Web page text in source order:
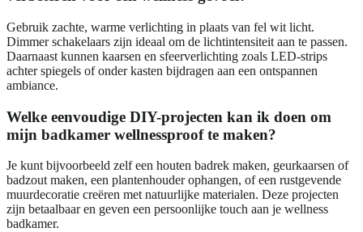
Gebruik zachte, warme verlichting in plaats van fel wit licht.
Dimmer schakelaars zijn ideaal om de lichtintensiteit aan te passen.
Daarnaast kunnen kaarsen en sfeerverlichting zoals LED-strips
achter spiegels of onder kasten bijdragen aan een ontspannen
ambiance.
Welke eenvoudige DIY-projecten kan ik doen om
mijn badkamer wellnessproof te maken?
Je kunt bijvoorbeeld zelf een houten badrek maken, geurkaarsen of
badzout maken, een plantenhouder ophangen, of een rustgevende
muurdecoratie creëren met natuurlijke materialen. Deze projecten
zijn betaalbaar en geven een persoonlijke touch aan je wellness
badkamer.